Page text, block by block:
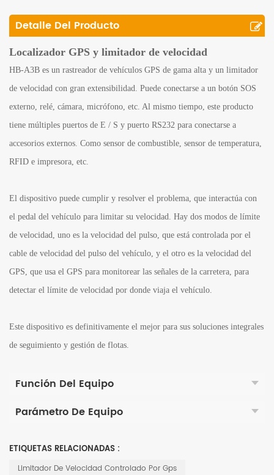
Detalle Del Producto
Localizador GPS y limitador de velocidad
HB-A3B es un rastreador de vehículos GPS de gama alta y un limitador
de velocidad con gran extensibilidad. Puede conectarse a un botón SOS
externo, relé, cámara, micrófono, etc. Al mismo tiempo, este producto
tiene múltiples puertos de E / S y puerto RS232 para conectarse a
accesorios externos. Como sensor de combustible, sensor de temperatura,
RFID e impresora, etc.
El dispositivo puede cumplir y resolver el problema, que interactúa con
el pedal del vehículo para limitar su velocidad. Hay dos modos de límite
de velocidad, uno es la velocidad del pulso, que está controlada por el
cable de velocidad del pulso del vehículo, y el otro es la velocidad del
GPS, que usa el GPS para monitorear las señales de la carretera, para
detectar el límite de velocidad por donde viaja el vehículo.
Este dispositivo es definitivamente el mejor para sus soluciones integrales
de seguimiento y gestión de flotas.
Función Del Equipo
Parámetro De Equipo
ETIQUETAS RELACIONADAS :
Limitador De Velocidad Controlado Por Gps